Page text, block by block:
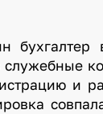
бухгалтер
служебные
и